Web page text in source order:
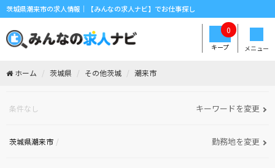
茨城県潮来市の求人情報｜【みんなの求人ナビ】でお仕事探し
メニュー
キープ
0
ホーム 茨城県 その他茨城 潮来市
条件なし キーワードを変更
茨城県潮来市 勤務地を変更